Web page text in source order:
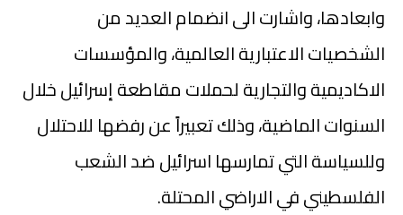
وابعادها، واشارت الى انضمام العديد من
الشخصيات الاعتبارية العالمية، والمؤسسات
الاكاديمية والتجارية لحملات مقاطعة إسرائيل خلال
السنوات الماضية، وذلك تعبيراً عن رفضها للاحتلال
وللسياسة التي تمارسها اسرائيل ضد الشعب
الفلسطيني في الاراضي المحتلة.